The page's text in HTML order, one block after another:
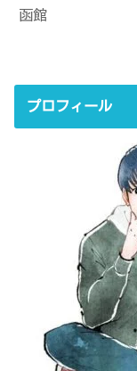
函館
プロフィール